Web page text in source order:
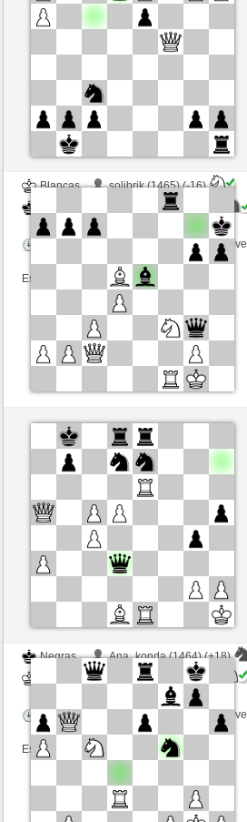
Tiempo: 5 minutes/side + 0 seconds/move
Blancas
solibrik (1465) (-16)
ChrPra10 (1469) (+16)
Tiempo: 2 minutes/side + 0 seconds/move
Esta partida es por puntos
Negras
Bachiko (1325) (+23)
Blancas
ChrPra10 (1492) (-23)
Tiempo: 2 minutes/side + 0 seconds/move
Esta partida es por puntos
Negras
Ana_konda (1464) (+18)
ChrPra10 (1510) (-18)
Tiempo: 3 minutes/side + 0 seconds/move
Esta partida es por puntos